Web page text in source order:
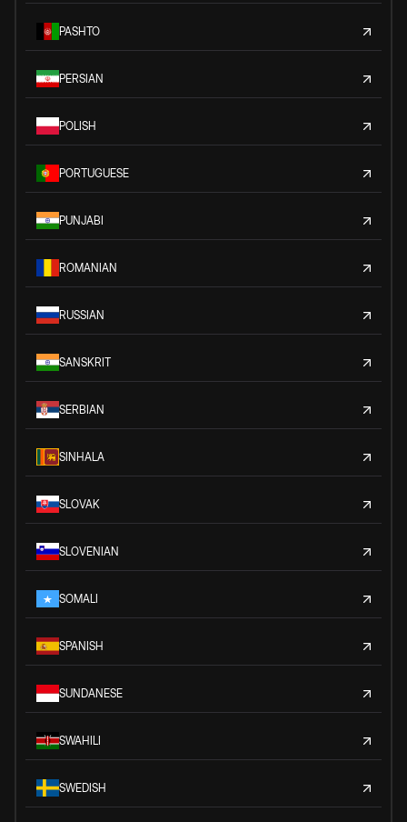
PASHTO
PERSIAN
POLISH
PORTUGUESE
PUNJABI
ROMANIAN
RUSSIAN
SANSKRIT
SERBIAN
SINHALA
SLOVAK
SLOVENIAN
SOMALI
SPANISH
SUNDANESE
SWAHILI
SWEDISH